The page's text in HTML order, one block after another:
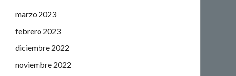
marzo 2023
febrero 2023
diciembre 2022
noviembre 2022